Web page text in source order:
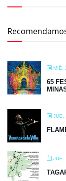
MIÉ,
65
JUE,
JUE